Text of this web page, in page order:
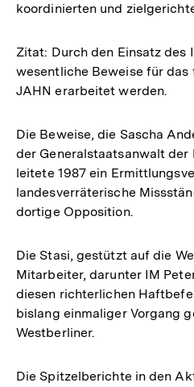
koordinierten und
Zitat: Durch den Einsatz des
wesentliche Beweise für das
JAHN erarbeitet werden.
Die Beweise, die Sascha
der Generalstaatsanwalt der
leitete 1987 ein
landesverräterische
dortige Opposition.
Die Stasi, gestützt auf die
Mitarbeiter, darunter IM
diesen richterlichen
bislang einmaliger Vorgang
Westberliner.
Die Spitzelberichte in den